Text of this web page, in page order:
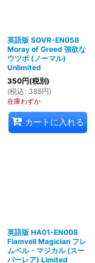
英語版 SOVR-EN058
Moray of Greed 強欲な
ウツボ (ノーマル)
Unlimited
350円(税別)
(税込 : 385円)
在庫わずか
カートに入れる
英語版 HA01-EN008
Flamvell Magician フレ
ムベル・マジカル (スー
パーレア) Limited